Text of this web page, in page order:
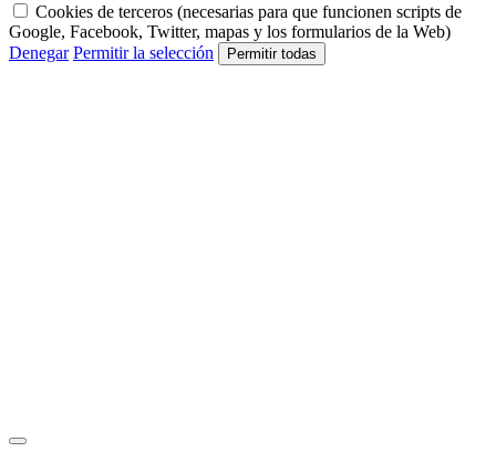
Cookies de terceros (necesarias para que funcionen scripts de
Google, Facebook, Twitter, mapas y los formularios de la Web)
Denegar Permitir la selección